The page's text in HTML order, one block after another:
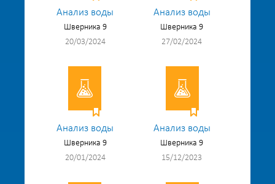
Анализ воды
Шверника 9
20/03/2024
Анализ воды
Шверника 9
27/02/2024
Анализ воды
Шверника 9
20/01/2024
Анализ воды
Шверника 9
15/12/2023